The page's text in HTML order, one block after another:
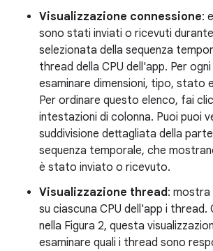
Visualizzazione connessione:
sono stati inviati o ricevuti
selezionata della sequenza
thread della CPU dell'app. Per
esaminare dimensioni, tipo, stato
Per ordinare questo elenco, fai
intestazioni di colonna. Puoi puoi
suddivisione dettagliata della
sequenza temporale, che
è stato inviato o ricevuto.
Visualizzazione thread:
su ciascuna CPU dell'app i
nella Figura 2, questa
esaminare quali i thread sono